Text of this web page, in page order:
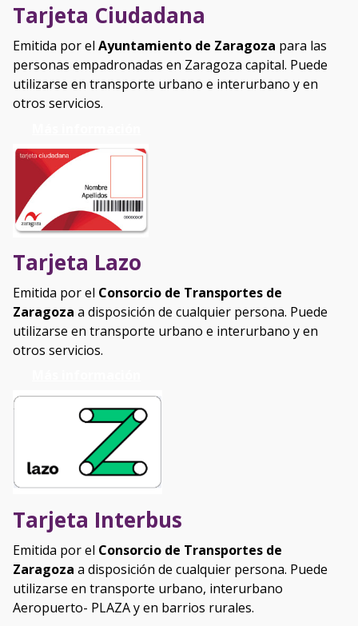
Tarjeta Ciudadana
Emitida por el Ayuntamiento de Zaragoza para las
personas empadronadas en Zaragoza capital. Puede
utilizarse en transporte urbano e interurbano y en
otros servicios.
Tarjeta Lazo
Emitida por el Consorcio de Transportes de
Zaragoza a disposición de cualquier persona. Puede
utilizarse en transporte urbano e interurbano y en
otros servicios.
Tarjeta Interbus
Emitida por el Consorcio de Transportes de
Zaragoza a disposición de cualquier persona. Puede
utilizarse en transporte urbano, interurbano
Aeropuerto- PLAZA y en barrios rurales.